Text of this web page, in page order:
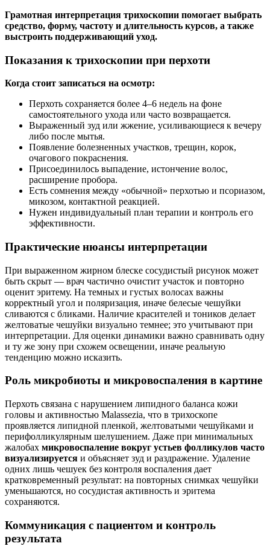
Грамотная интерпретация трихоскопии помогает выбрать
средство, форму, частоту и длительность курсов, а также
выстроить поддерживающий уход.
Показания к трихоскопии при перхоти
Когда стоит записаться на осмотр:
Перхоть сохраняется более 4–6 недель на фоне
самостоятельного ухода или часто возвращается.
Выраженный зуд или жжение, усиливающиеся к вечеру
либо после мытья.
Появление болезненных участков, трещин, корок,
очагового покраснения.
Присоединилось выпадение, истончение волос,
расширение пробора.
Есть сомнения между «обычной» перхотью и псориазом,
микозом, контактной реакцией.
Нужен индивидуальный план терапии и контроль его
эффективности.
Практические нюансы интерпретации
При выраженном жирном блеске сосудистый рисунок может
быть скрыт — врач частично очистит участок и повторно
оценит эритему. На темных и густых волосах важны
корректный угол и поляризация, иначе белесые чешуйки
сливаются с бликами. Наличие красителей и тоников делает
желтоватые чешуйки визуально темнее; это учитывают при
интерпретации. Для оценки динамики важно сравнивать одну
и ту же зону при схожем освещении, иначе реальную
тенденцию можно исказить.
Роль микробиоты и микровоспаления в картине
Перхоть связана с нарушением липидного баланса кожи
головы и активностью Malassezia, что в трихоскопе
проявляется липидной пленкой, желтоватыми чешуйками и
перифолликулярным шелушением. Даже при минимальных
жалобах микровоспаление вокруг устьев фолликулов часто
визуализируется и объясняет зуд и раздражение. Удаление
одних лишь чешуек без контроля воспаления дает
кратковременный результат: на повторных снимках чешуйки
уменьшаются, но сосудистая активность и эритема
сохраняются.
Коммуникация с пациентом и контроль
результата